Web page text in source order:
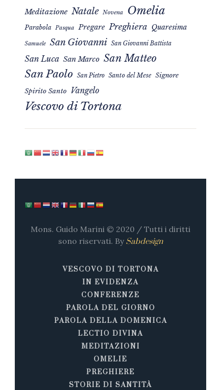
Meditazione Natale Novena Omelia
Parabola Pasqua Pregare Preghiera Quaresima
Samuele San Giovanni San Giovanni Battista
San Luca San Marco San Matteo
San Paolo San Pietro Santo del Mese Signore
Spirito Santo Vangelo
Vescovo di Tortona
Mons. Guido Marini © 2020 / Tutti i diritti
sono riservati. By Sabdesign
VESCOVO DI TORTONA
IN EVIDENZA
CONFERENZE
PAROLA DEL GIORNO
PAROLA DELLA DOMENICA
LECTIO DIVINA
MEDITAZIONI
OMELIE
PREGHIERE
STORIE DI SANTITÀ